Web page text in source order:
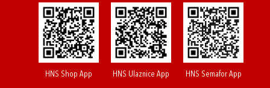
HNS Shop App HNS Ulaznice App HNS Semafor App